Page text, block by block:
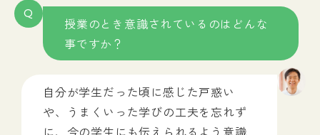
授業のとき意識されているのはどんな
事ですか？
Q
自分が学生だった頃に感じた戸惑い
や、うまくいった学びの工夫を忘れず
に、今の学生にも伝えられるよう意識